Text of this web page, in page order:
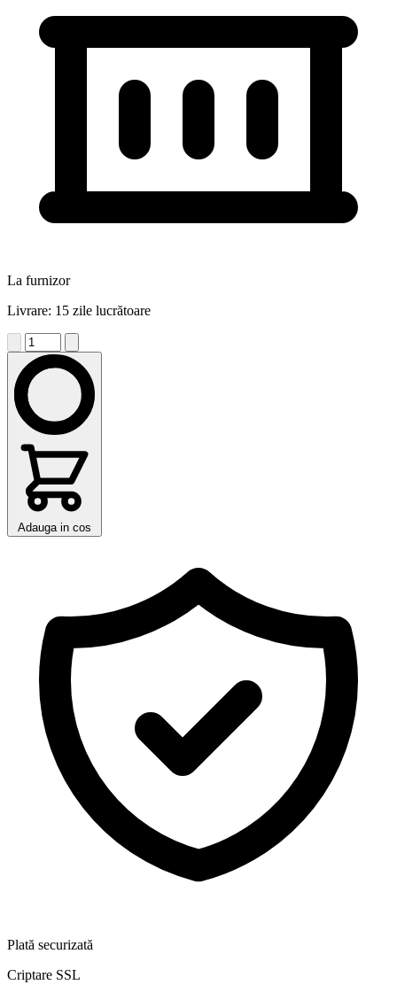
La furnizor
Livrare: 15 zile lucrătoare
Adauga in cos
Plată securizată
Criptare SSL